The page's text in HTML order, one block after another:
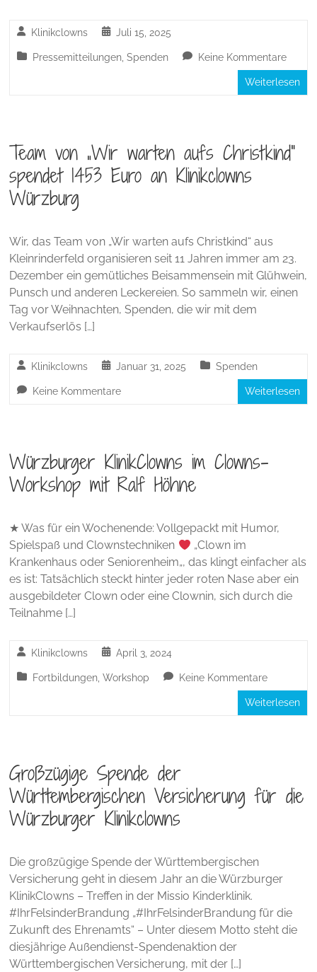
Klinikclowns Juli 15, 2025
Pressemitteilungen ,Spenden Keine Kommentare
Weiterlesen
Team von „Wir warten aufs Christkind“
spendet 1453 Euro an Klinikclowns
Würzburg
Wir, das Team von „Wir warten aufs Christkind“ aus
Kleinrinderfeld organisieren seit 11 Jahren immer am 23.
Dezember ein gemütliches Beisammensein mit Glühwein,
Punsch und anderen Leckereien. So sammeln wir, einen
Tag vor Weihnachten, Spenden, die wir mit dem
Verkaufserlös […]
Klinikclowns Januar 31, 2025 Spenden
Keine Kommentare Weiterlesen
Würzburger KlinikClowns im Clowns-
Workshop mit Ralf Höhne
★ Was für ein Wochenende: Vollgepackt mit Humor,
Spielspaß und Clownstechniken
„Clown im
Krankenhaus oder Seniorenheim„, das klingt einfacher als
es ist: Tatsächlich steckt hinter jeder roten Nase aber ein
ausgebildeter Clown oder eine Clownin, sich durch die
Teilnahme […]
Klinikclowns April 3, 2024
Fortbildungen ,Workshop Keine Kommentare
Weiterlesen
Großzügige Spende der
Württembergischen Versicherung für die
Würzburger Klinikclowns
Die großzügige Spende der Württembergischen
Versicherung geht in diesem Jahr an die Würzburger
KlinikClowns – Treffen in der Missio Kinderklinik.
#IhrFelsinderBrandung „#IhrFelsinderBrandung für die
Zukunft des Ehrenamts“ – Unter diesem Motto steht die
diesjährige Außendienst-Spendenaktion der
Württembergischen Versicherung, mit der […]